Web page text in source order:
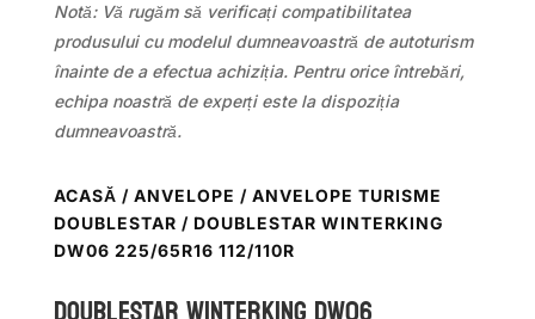
Notă: Vă rugăm să verificați compatibilitatea
produsului cu modelul dumneavoastră de autoturism
înainte de a efectua achiziția. Pentru orice întrebări,
echipa noastră de experți este la dispoziția
dumneavoastră.
ACASĂ / ANVELOPE / ANVELOPE TURISME
DOUBLESTAR / DOUBLESTAR WINTERKING
DW06 225/65R16 112/110R